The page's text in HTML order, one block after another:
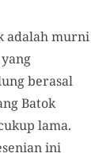
adalah murni
berasal
Batok
lama.
ini